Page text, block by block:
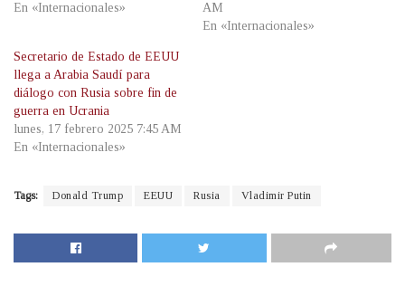
En «Internacionales»
AM
En «Internacionales»
Secretario de Estado de EEUU
llega a Arabia Saudí para
diálogo con Rusia sobre fin de
guerra en Ucrania
lunes, 17 febrero 2025 7:45 AM
En «Internacionales»
Tags: Donald Trump EEUU Rusia Vladimir Putin